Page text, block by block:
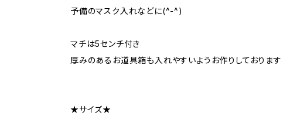
予備のマスク入れなどに(^-^)
マチは5センチ付き
厚みのあるお道具箱も入れやすいようお作りしております
★サイズ★